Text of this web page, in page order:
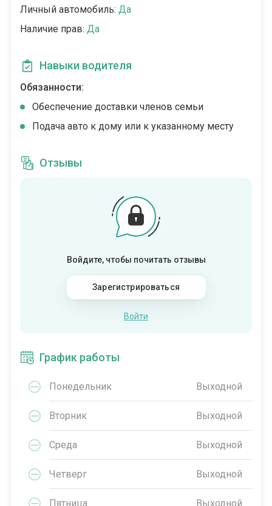
Личный автомобиль: Да
Наличие прав: Да
Навыки водителя
Обязанности:
Обеспечение доставки членов семьи
Подача авто к дому или к указанному месту
Отзывы
Войдите, чтобы почитать отзывы
Зарегистрироваться
Войти
График работы
Понедельник Выходной
Вторник Выходной
Среда Выходной
Четверг Выходной
Пятница Выходной